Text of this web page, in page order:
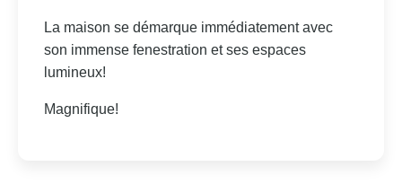
La maison se démarque immédiatement avec
son immense fenestration et ses espaces
lumineux!
Magnifique!